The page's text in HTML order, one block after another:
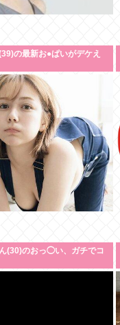
の最新お●ぱいがデケえ
(30)のおっ◯い、ガチでコ